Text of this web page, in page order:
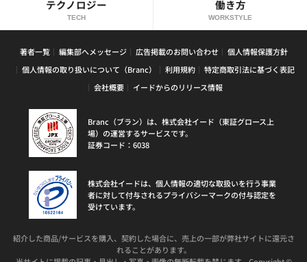
テクノロジー
TECH
働き方
WORKSTYLE
著者一覧 編集部へメッセージ 広告掲載のお問い合わせ
個人情報保護方針
個人情報の取り扱いについて（Branc）
利用規約
特定商取引法に基づく表記
会社概要
イードからのリリース情報
Branc（ブラン）は、株式会社イード（東証グロース上
場）の運営するサービスです。
証券コード：6038
株式会社イードは、個人情報の適切な取扱いを行う事業
者に対して付与されるプライバシーマークの付与認定を
受けています。
紹介した商品/サービスを購入、契約した場合に、売上の一部が弊社サイトに還元さ
れることがあります。